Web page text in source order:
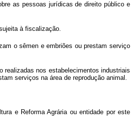
as pessoas jurídicas de direito público e
à fiscalização.
o sêmen e embriões ou prestam serviço
realizadas nos estabelecimentos industriais
serviços na área de reprodução animal.
e Reforma Agrária ou entidade por este